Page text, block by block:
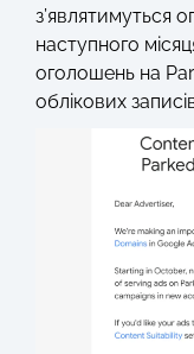
з’являтимуться
наступного
оголошень на
облікових